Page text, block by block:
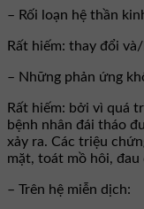
– Rối loạn hệ thần
Rất hiếm: thay đổi
– Những phản ứng
Rất hiếm: bởi vì quá
bệnh nhân đái tháo
xảy ra. Các triệu
mặt, toát mồ hôi, đau
– Trên hệ miễn dịch: